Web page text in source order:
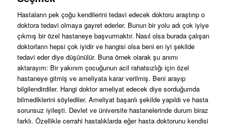
Hastaların pek çoğu kendilerini tedavi edecek doktoru araştırıp o
doktora tedavi olmaya gayret ederler. Bunun bir yolu adı çok iyiye
çıkmış bir özel hastaneye başvurmaktır. Nasıl olsa burada çalışan
doktorların hepsi çok iyidir ve hangisi olsa beni en iyi şekilde
tedavi eder diye düşünülür. Buna örnek olarak şu anımı
aktarayım: Bir yakınım çocuğunun acil rahatsızlığı için özel
hastaneye gitmiş ve ameliyata karar verilmiş. Beni arayıp
bilgilendirdiler. Hangi doktor ameliyat edecek diye sorduğumda
bilmediklerini söylediler. Ameliyat başarılı şekilde yapıldı ve hasta
sorunsuz iyileşti. Devlet ve üniversite hastanelerinde durum biraz
farklı. Özellikle cerrahi hastalıklarda eğer hasta doktorunu kendisi